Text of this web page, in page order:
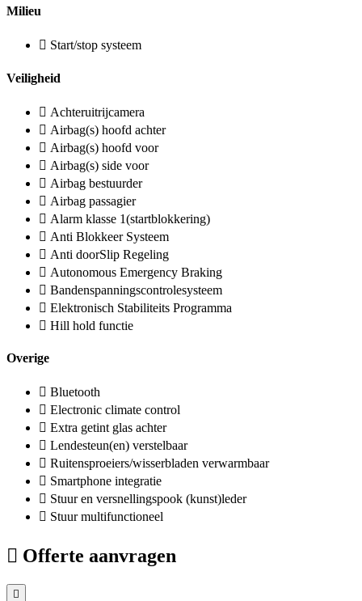
Milieu
Start/stop systeem
Veiligheid
Achteruitrijcamera
Airbag(s) hoofd achter
Airbag(s) hoofd voor
Airbag(s) side voor
Airbag bestuurder
Airbag passagier
Alarm klasse 1(startblokkering)
Anti Blokkeer Systeem
Anti doorSlip Regeling
Autonomous Emergency Braking
Bandenspanningscontrolesysteem
Elektronisch Stabiliteits Programma
Hill hold functie
Overige
Bluetooth
Electronic climate control
Extra getint glas achter
Lendesteun(en) verstelbaar
Ruitensproeiers/wisserbladen verwarmbaar
Smartphone integratie
Stuur en versnellingspook (kunst)leder
Stuur multifunctioneel
Offerte aanvragen